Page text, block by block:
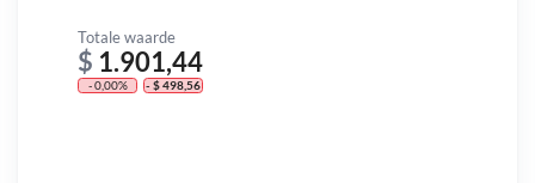
Totale waarde
$ 1.901,44
- 0,00% - $ 498,56